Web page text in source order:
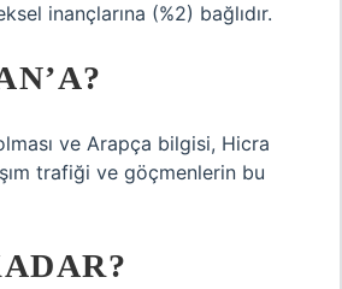
inançlarına (%2) bağlıdır.
ve Arapça bilgisi, Hicra
trafiği ve göçmenlerin bu